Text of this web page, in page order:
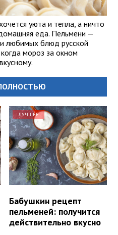
уюта и тепла, а ничто
еда. Пельмени —
любимых блюд русской
мороз за окном
ЛУЧШЕЕ
Бабушкин рецепт
пельменей: получится
действительно вкусно